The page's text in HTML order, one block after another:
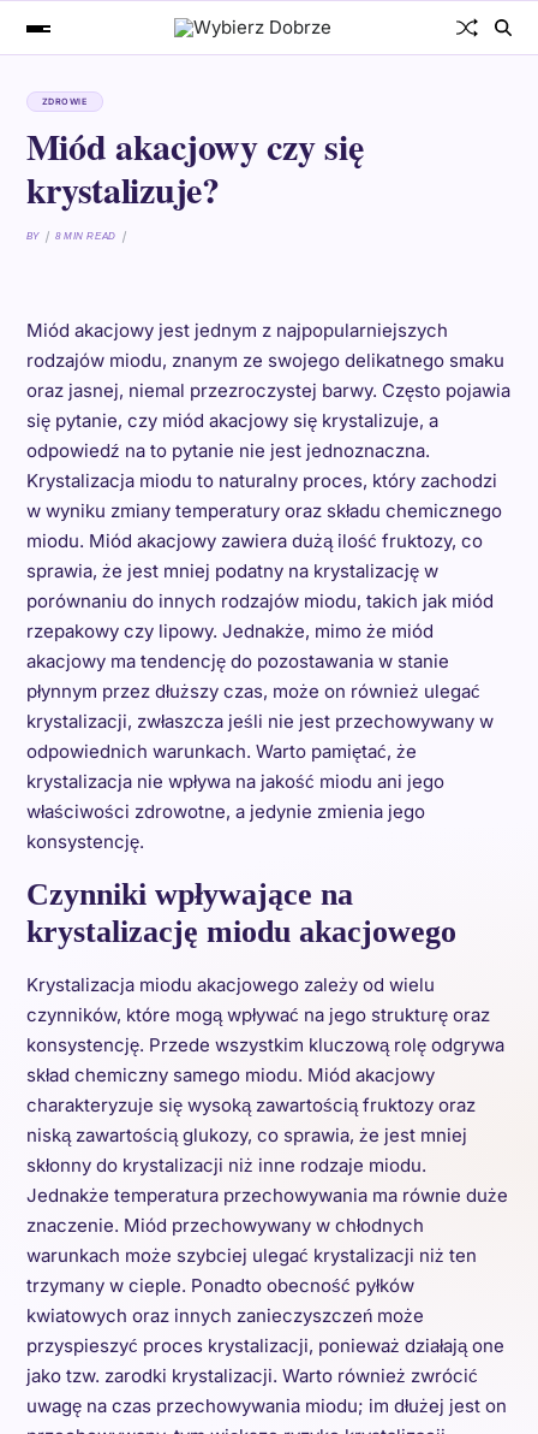
ZDROWIE
Miód akacjowy czy się
krystalizuje?
BY 8 MIN READ
Miód akacjowy jest jednym z najpopularniejszych
rodzajów miodu, znanym ze swojego delikatnego smaku
oraz jasnej, niemal przezroczystej barwy. Często pojawia
się pytanie, czy miód akacjowy się krystalizuje, a
odpowiedź na to pytanie nie jest jednoznaczna.
Krystalizacja miodu to naturalny proces, który zachodzi
w wyniku zmiany temperatury oraz składu chemicznego
miodu. Miód akacjowy zawiera dużą ilość fruktozy, co
sprawia, że jest mniej podatny na krystalizację w
porównaniu do innych rodzajów miodu, takich jak miód
rzepakowy czy lipowy. Jednakże, mimo że miód
akacjowy ma tendencję do pozostawania w stanie
płynnym przez dłuższy czas, może on również ulegać
krystalizacji, zwłaszcza jeśli nie jest przechowywany w
odpowiednich warunkach. Warto pamiętać, że
krystalizacja nie wpływa na jakość miodu ani jego
właściwości zdrowotne, a jedynie zmienia jego
konsystencję.
Czynniki wpływające na
krystalizację miodu akacjowego
Krystalizacja miodu akacjowego zależy od wielu
czynników, które mogą wpływać na jego strukturę oraz
konsystencję. Przede wszystkim kluczową rolę odgrywa
skład chemiczny samego miodu. Miód akacjowy
charakteryzuje się wysoką zawartością fruktozy oraz
niską zawartością glukozy, co sprawia, że jest mniej
skłonny do krystalizacji niż inne rodzaje miodu.
Jednakże temperatura przechowywania ma równie duże
znaczenie. Miód przechowywany w chłodnych
warunkach może szybciej ulegać krystalizacji niż ten
trzymany w cieple. Ponadto obecność pyłków
kwiatowych oraz innych zanieczyszczeń może
przyspieszyć proces krystalizacji, ponieważ działają one
jako tzw. zarodki krystalizacji. Warto również zwrócić
uwagę na czas przechowywania miodu; im dłużej jest on